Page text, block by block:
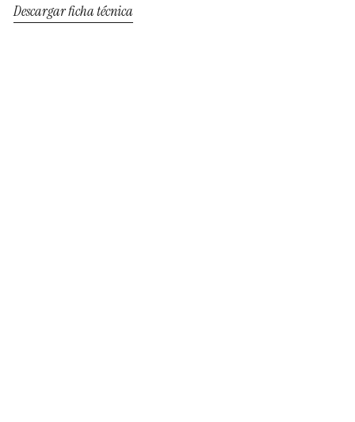
Descargar ficha técnica